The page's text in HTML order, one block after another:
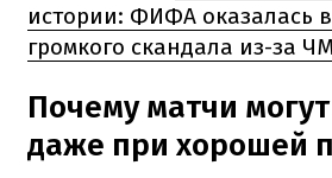
истории: ФИФА оказалась
громкого скандала из-за
Почему матчи
даже при хорошей